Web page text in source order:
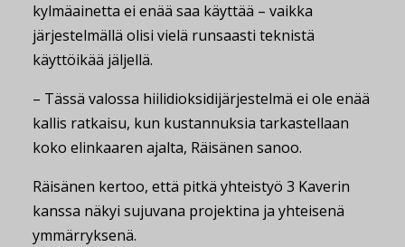
kylmäainetta ei enää saa käyttää – vaikka
järjestelmällä olisi vielä runsaasti teknistä
käyttöikää jäljellä.
– Tässä valossa hiilidioksidijärjestelmä ei ole enää
kallis ratkaisu, kun kustannuksia tarkastellaan
koko elinkaaren ajalta, Räisänen sanoo.
Räisänen kertoo, että pitkä yhteistyö 3 Kaverin
kanssa näkyi sujuvana projektina ja yhteisenä
ymmärryksenä.